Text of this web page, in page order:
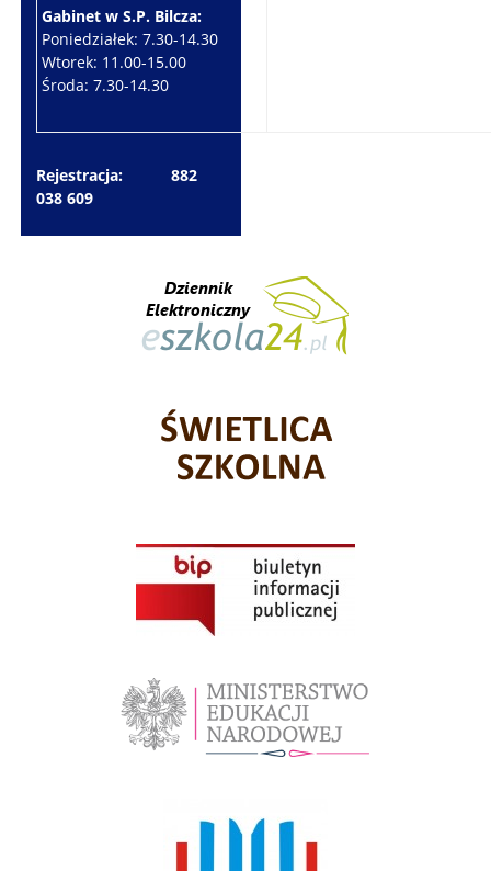
Gabinet w S.P. Bilcza:
Poniedziałek: 7.30-14.30
Wtorek: 11.00-15.00
Środa: 7.30-14.30
Rejestracja: 882
038 609